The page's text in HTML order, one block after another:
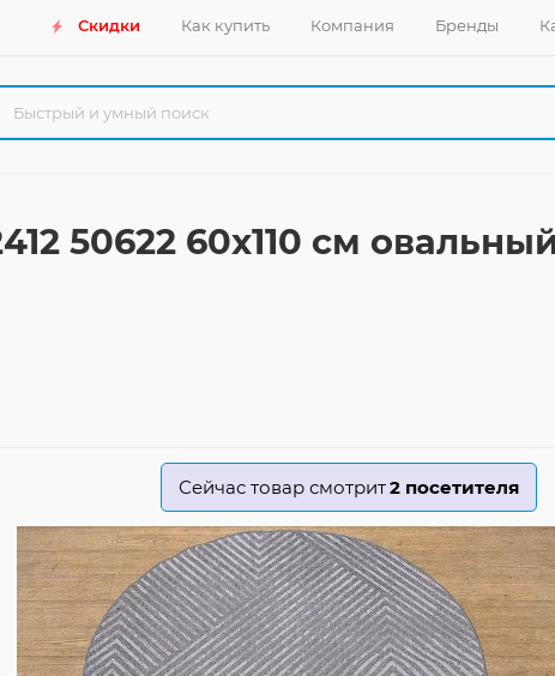
Скидки Как купить Компания Бренды
50622 60x110 см
Сейчас товар смотрит2 посетителя